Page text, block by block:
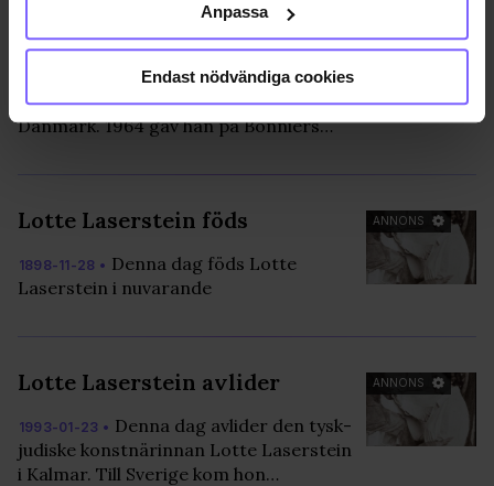
för specifika kännetecken (fingeravtryck)
Ta reda på mer om hur dina personliga uppgifter
Du kan ändra eller dra tillbaka ditt samtycke när som
helst från cookie-förklaringen.
Vi använder enhetsidentifierare för att anpassa innehållet
för sociala medier och analysera vår trafik. Vi
vidarebefordrar även sådana identifierare och annan
information från din enhet till de sociala medier och
samlat in när du har använt deras tjänster. Du godkänner
våra cookies vid fortsatt användande av vår webbplats.
Anpassa
Endast nödvändiga cookies
Henning Pallesen föds
Denna dag föds journalisten
och radiomannen Henning Pallesen i
Danmark. 1964 gav han på Bonniers…
ANNONS
Lotte Laserstein föds
1898-11-28 • Denna dag föds Lotte
Laserstein i nuvarande
ANNONS
Lotte Laserstein avlider
1993-01-23 • Denna dag avlider den tysk-
judiske konstnärinnan Lotte Laserstein
i Kalmar. Till Sverige kom hon…